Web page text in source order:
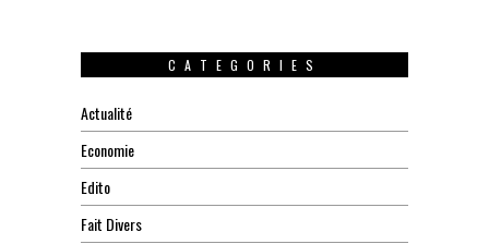
CATEGORIES
Actualité
Economie
Edito
Fait Divers